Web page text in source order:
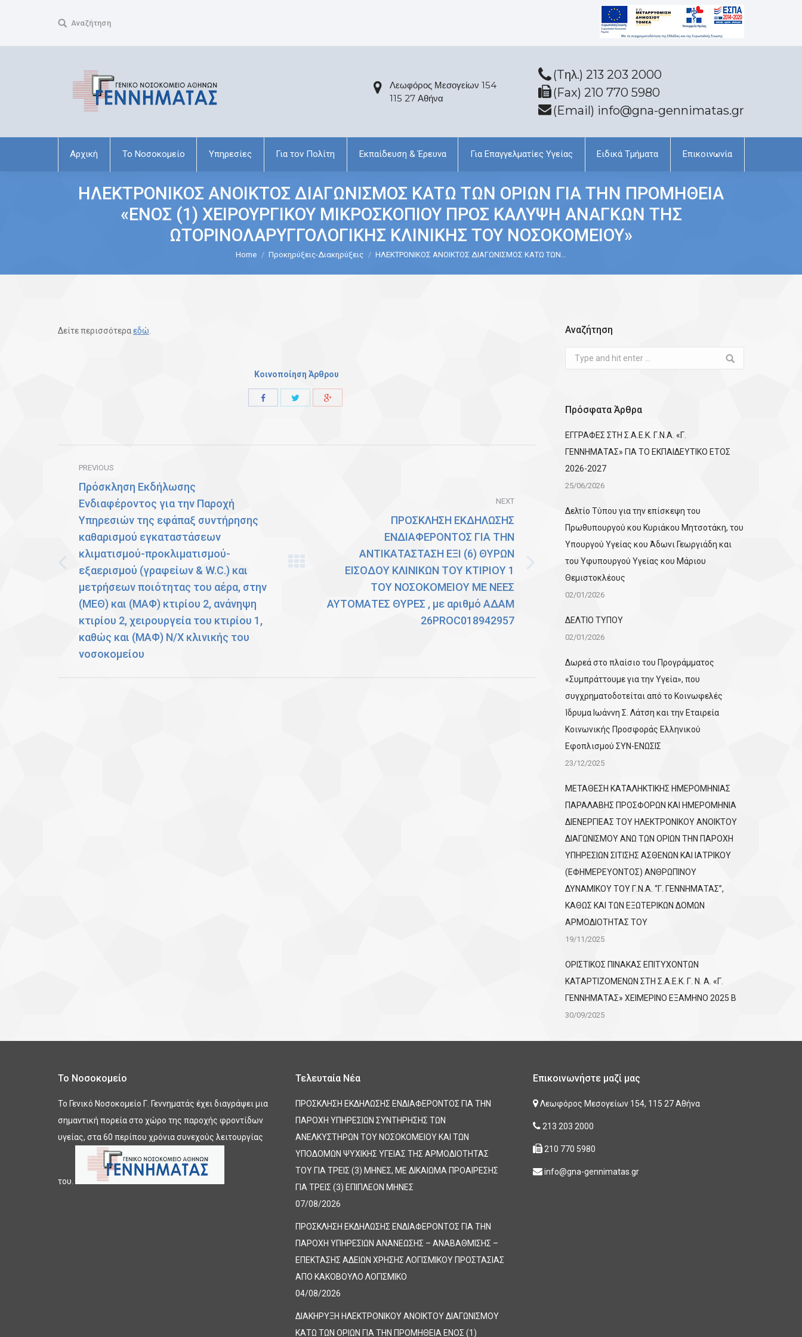
Search:Αναζήτηση
Λεωφόρος Μεσογείων 154
115 27 Αθήνα
(Tηλ.) 213 203 2000
(Fax) 210 770 5980
(Email) info@gna-gennimatas.gr
Αρχική Το Νοσοκομείο Υπηρεσίες Για τον Πολίτη Εκπαίδευση & Έρευνα Για Επαγγελματίες Υγείας Ειδικά Τμήματα Επικοινωνία
ΗΛΕΚΤΡΟΝΙΚΟΣ ΑΝΟΙΚΤΟΣ ΔΙΑΓΩΝΙΣΜΟΣ ΚΑΤΩ ΤΩΝ ΟΡΙΩΝ ΓΙΑ ΤΗΝ ΠΡΟΜΗΘΕΙΑ
«ΕΝΟΣ (1) ΧΕΙΡΟΥΡΓΙΚΟΥ ΜΙΚΡΟΣΚΟΠΙΟΥ ΠΡΟΣ ΚΑΛΥΨΗ ΑΝΑΓΚΩΝ ΤΗΣ
ΩΤΟΡΙΝΟΛΑΡΥΓΓΟΛΟΓΙΚΗΣ ΚΛΙΝΙΚΗΣ ΤΟΥ ΝΟΣΟΚΟΜΕΙΟΥ»
Home Προκηρύξεις-Διακηρύξεις ΗΛΕΚΤΡΟΝΙΚΟΣ ΑΝΟΙΚΤΟΣ ΔΙΑΓΩΝΙΣΜΟΣ ΚΑΤΩ ΤΩΝ…
Δείτε περισσότεραεδώ
Κοινοποίηση Άρθρου
Share
navigation
PREVIOUS
Previous
post:
Πρόσκληση Εκδήλωσης
Ενδιαφέροντος για την Παροχή
Υπηρεσιών της εφάπαξ συντήρησης
καθαρισμού εγκαταστάσεων
κλιματισμού-προκλιματισμού-
εξαερισμού (γραφείων & W.C.) και
μετρήσεων ποιότητας του αέρα, στην
(ΜΕΘ) και (ΜΑΦ) κτιρίου 2, ανάνηψη
κτιρίου 2, χειρουργεία του κτιρίου 1,
καθώς και (ΜΑΦ) Ν/Χ κλινικής του
νοσοκομείου
NEXT
ΠΡΟΣΚΛΗΣΗ ΕΚΔΗΛΩΣΗΣ
ΕΝΔΙΑΦΕΡΟΝΤΟΣ ΓΙΑ ΤΗΝ
ΑΝΤΙΚΑΤΑΣΤΑΣΗ ΕΞΙ (6) ΘΥΡΩΝ
ΕΙΣΟΔΟΥ ΚΛΙΝΙΚΩΝ ΤΟΥ ΚΤΙΡΙΟΥ 1
ΤΟΥ ΝΟΣΟΚΟΜΕΙΟΥ ΜΕ ΝΕΕΣ
ΑΥΤΟΜΑΤΕΣ ΘΥΡΕΣ , με αριθμό ΑΔΑΜ
26PROC018942957
Αναζήτηση
Search:
Πρόσφατα Άρθρα
ΕΓΓΡΑΦΕΣ ΣΤΗ Σ.Α.Ε.Κ. Γ.Ν.Α. «Γ.
ΓΕΝΝΗΜΑΤΑΣ» ΓΙΑ ΤΟ ΕΚΠΑΙΔΕΥΤΙΚΟ ΕΤΟΣ
2026-2027
25/06/2026
Δελτίο Τύπου για την επίσκεψη του
Πρωθυπουργού κου Κυριάκου Μητσοτάκη, του
Υπουργού Υγείας κου Άδωνι Γεωργιάδη και
του Υφυπουργού Υγείας κου Μάριου
Θεμιστοκλέους
02/01/2026
ΔΕΛΤΙΟ ΤΥΠΟΥ
02/01/2026
Δωρεά στο πλαίσιο του Προγράμματος
«Συμπράττουμε για την Υγεία», που
συγχρηματοδοτείται από το Κοινωφελές
Ίδρυμα Ιωάννη Σ. Λάτση και την Εταιρεία
Κοινωνικής Προσφοράς Ελληνικού
Εφοπλισμού ΣΥΝ-ΕΝΩΣΙΣ
23/12/2025
ΜΕΤΑΘΕΣΗ ΚΑΤΑΛΗΚΤΙΚΗΣ ΗΜΕΡΟΜΗΝΙΑΣ
ΠΑΡΑΛΑΒΗΣ ΠΡΟΣΦΟΡΩΝ ΚΑΙ ΗΜΕΡΟΜΗΝΙΑ
ΔΙΕΝΕΡΓΙΕΑΣ ΤΟΥ ΗΛΕΚΤΡΟΝΙΚΟΥ ΑΝΟΙΚΤΟΥ
ΔΙΑΓΩΝΙΣΜΟΥ ΑΝΩ ΤΩΝ ΟΡΙΩΝ ΤΗΝ ΠΑΡΟΧΗ
ΥΠΗΡΕΣΙΩΝ ΣΙΤΙΣΗΣ ΑΣΘΕΝΩΝ ΚΑΙ ΙΑΤΡΙΚΟΥ
(ΕΦΗΜΕΡΕΥΟΝΤΟΣ) ΑΝΘΡΩΠΙΝΟΥ
ΔΥΝΑΜΙΚΟΥ ΤΟΥ Γ.Ν.Α. “Γ. ΓΕΝΝΗΜΑΤΑΣ”,
ΚΑΘΩΣ ΚΑΙ ΤΩΝ ΕΞΩΤΕΡΙΚΩΝ ΔΟΜΩΝ
ΑΡΜΟΔΙΟΤΗΤΑΣ ΤΟΥ
19/11/2025
ΟΡΙΣΤΙΚΟΣ ΠΙΝΑΚΑΣ ΕΠΙΤΥΧΟΝΤΩΝ
KATΑΡΤΙΖΟΜΕΝΩΝ ΣΤΗ Σ.Α.Ε.Κ. Γ. Ν. Α. «Γ.
ΓΕΝΝΗΜΑΤΑΣ» ΧΕΙΜΕΡΙΝΟ ΕΞΑΜΗΝΟ 2025 Β
30/09/2025
Το Νοσοκομείο
Το Γενικό Νοσοκομείο Γ. Γεννηματάς έχει διαγράψει μια
σημαντική πορεία στο χώρο της παροχής φροντίδων
υγείας, στα 60 περίπου χρόνια συνεχούς λειτουργίας
του.
Τελευταία Νέα
ΠΡΟΣΚΛΗΣΗ ΕΚΔΗΛΩΣΗΣ ΕΝΔΙΑΦΕΡΟΝΤΟΣ ΓΙΑ ΤΗΝ
ΠΑΡΟΧΗ ΥΠΗΡΕΣΙΩΝ ΣΥΝΤΗΡΗΣΗΣ ΤΩΝ
ΑΝΕΛΚΥΣΤΗΡΩΝ ΤΟΥ ΝΟΣΟΚΟΜΕΙΟΥ ΚΑΙ ΤΩΝ
ΥΠΟΔΟΜΩΝ ΨΥΧΙΚΗΣ ΥΓΕΙΑΣ ΤΗΣ ΑΡΜΟΔΙΟΤΗΤΑΣ
ΤΟΥ ΓΙΑ ΤΡΕΙΣ (3) ΜΗΝΕΣ, ΜΕ ΔΙΚΑΙΩΜΑ ΠΡΟΑΙΡΕΣΗΣ
ΓΙΑ ΤΡΕΙΣ (3) ΕΠΙΠΛΕΟΝ ΜΗΝΕΣ
07/08/2026
ΠΡΟΣΚΛΗΣΗ ΕΚΔΗΛΩΣΗΣ ΕΝΔΙΑΦΕΡΟΝΤΟΣ ΓΙΑ ΤΗΝ
ΠΑΡΟΧΗ ΥΠΗΡΕΣΙΩΝ ΑΝΑΝΕΩΣΗΣ – ΑΝΑΒΑΘΜΙΣΗΣ –
ΕΠΕΚΤΑΣΗΣ ΑΔΕΙΩΝ ΧΡΗΣΗΣ ΛΟΓΙΣΜΙΚΟΥ ΠΡΟΣΤΑΣΙΑΣ
ΑΠΟ ΚΑΚΟΒΟΥΛΟ ΛΟΓΙΣΜΙΚΟ
04/08/2026
ΔΙΑΚΗΡΥΞΗ ΗΛΕΚΤΡΟΝΙΚΟΥ ΑΝΟΙΚΤΟΥ ΔΙΑΓΩΝΙΣΜΟΥ
ΚΑΤΩ ΤΩΝ ΟΡΙΩΝ ΓΙΑ ΤΗΝ ΠΡΟΜΗΘΕΙΑ ΕΝΟΣ (1)
Επικοινωνήστε μαζί μας
Λεωφόρος Μεσογείων 154, 115 27 Αθήνα
213 203 2000
210 770 5980
info@gna-gennimatas.gr